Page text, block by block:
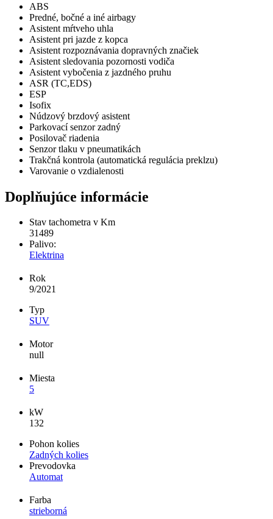
ABS
Predné, bočné a iné airbagy
Asistent mŕtveho uhla
Asistent pri jazde z kopca
Asistent rozpoznávania dopravných značiek
Asistent sledovania pozornosti vodiča
Asistent vybočenia z jazdného pruhu
ASR (TC,EDS)
ESP
Isofix
Núdzový brzdový asistent
Parkovací senzor zadný
Posilovač riadenia
Senzor tlaku v pneumatikách
Trakčná kontrola (automatická regulácia preklzu)
Varovanie o vzdialenosti
Doplňujúce informácie
Stav tachometra v Km
31489
Palivo:
Elektrina
Rok
9/2021
Typ
SUV
Motor
null
Miesta
5
kW
132
Pohon kolies
Zadných kolies
Prevodovka
Automat
Farba
strieborná